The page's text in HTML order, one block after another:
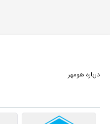
درباره هومهر